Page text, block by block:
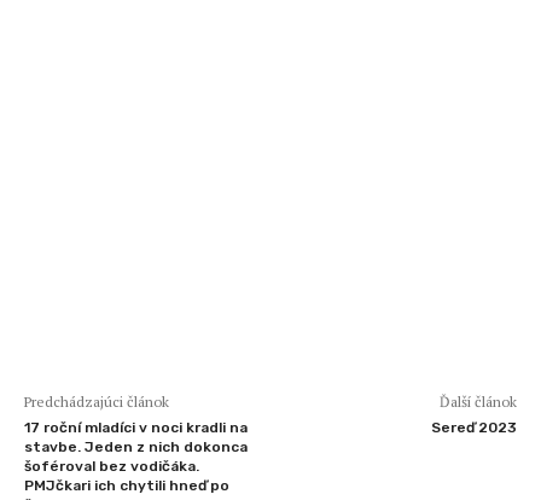
Predchádzajúci článok
17 roční mladíci v noci kradli na
stavbe. Jeden z nich dokonca
šoféroval bez vodičáka.
PMJčkari ich chytili hneď po
Ďalší článok
Sereď 2023